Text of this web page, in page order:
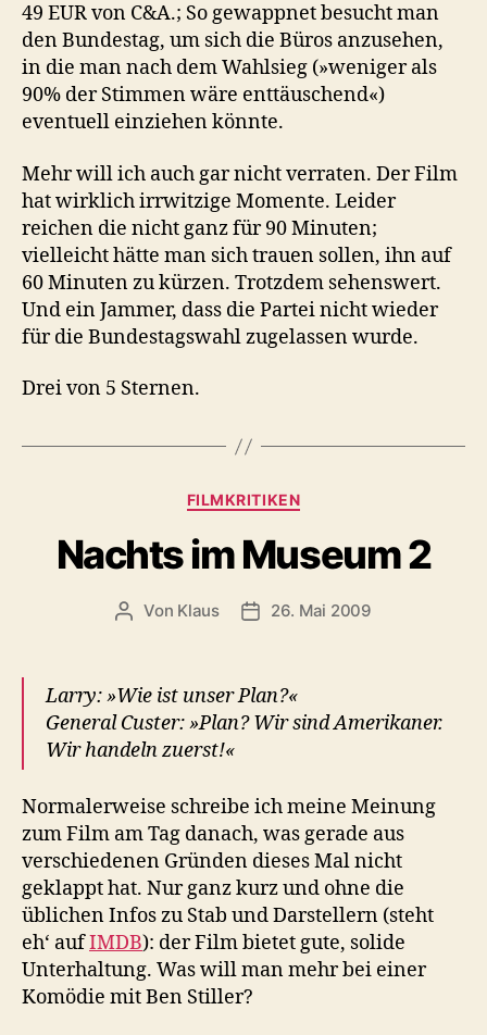
49 EUR von C&A.; So gewappnet besucht man
den Bundestag, um sich die Büros anzusehen,
in die man nach dem Wahlsieg (»weniger als
90% der Stimmen wäre enttäuschend«)
eventuell einziehen könnte.
Mehr will ich auch gar nicht verraten. Der Film
hat wirklich irrwitzige Momente. Leider
reichen die nicht ganz für 90 Minuten;
vielleicht hätte man sich trauen sollen, ihn auf
60 Minuten zu kürzen. Trotzdem sehenswert.
Und ein Jammer, dass die Partei nicht wieder
für die Bundestagswahl zugelassen wurde.
Drei von 5 Sternen.
Kategorien
FILMKRITIKEN
Nachts im Museum 2
Beitragsautor
Von Klaus Veröffentlichungsdatum
26. Mai 2009
Larry: »Wie ist unser Plan?«
General Custer: »Plan? Wir sind Amerikaner.
Wir handeln zuerst!«
Normalerweise schreibe ich meine Meinung
zum Film am Tag danach, was gerade aus
verschiedenen Gründen dieses Mal nicht
geklappt hat. Nur ganz kurz und ohne die
üblichen Infos zu Stab und Darstellern (steht
eh‘ aufIMDB): der Film bietet gute, solide
Unterhaltung. Was will man mehr bei einer
Komödie mit Ben Stiller?